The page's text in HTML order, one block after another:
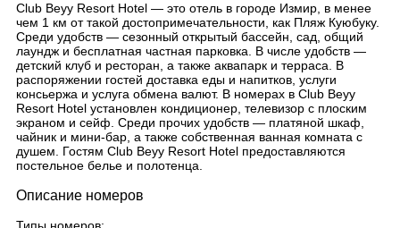
Club Beyy Resort Hotel — это отель в городе Измир, в менее
чем 1 км от такой достопримечательности, как Пляж Куюбуку.
Среди удобств — сезонный открытый бассейн, сад, общий
лаундж и бесплатная частная парковка. В числе удобств —
детский клуб и ресторан, а также аквапарк и терраса. В
распоряжении гостей доставка еды и напитков, услуги
консьержа и услуга обмена валют. В номерах в Club Beyy
Resort Hotel установлен кондиционер, телевизор с плоским
экраном и сейф. Среди прочих удобств — платяной шкаф,
чайник и мини-бар, а также собственная ванная комната с
душем. Гостям Club Beyy Resort Hotel предоставляются
постельное белье и полотенца.
Описание номеров